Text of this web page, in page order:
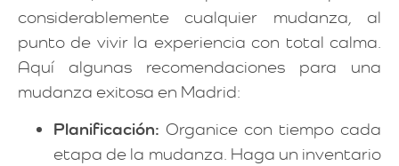
considerablemente cualquier mudanza, al
punto de vivir la experiencia con total calma.
Aquí algunas recomendaciones para una
mudanza exitosa en Madrid:
Planificación: Organice con tiempo cada
etapa de la mudanza. Haga un inventario